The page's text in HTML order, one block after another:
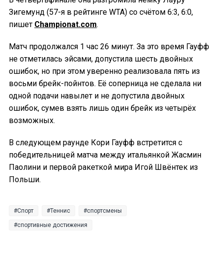
Зигемунд (57-я в рейтинге WTA) со счётом 6:3, 6:0,
пишет Championat.com.
Матч продолжался 1 час 26 минут. За это время Гауфф
не отметилась эйсами, допустила шесть двойных
ошибок, но при этом уверенно реализовала пять из
восьми брейк-пойнтов. Её соперница не сделала ни
одной подачи навылет и не допустила двойных
ошибок, сумев взять лишь один брейк из четырёх
возможных.
В следующем раунде Кори Гауфф встретится с
победительницей матча между итальянкой Жасмин
Паолини и первой ракеткой мира Игой Швёнтек из
Польши.
Спорт Теннис спортсмены
спортивные достижения